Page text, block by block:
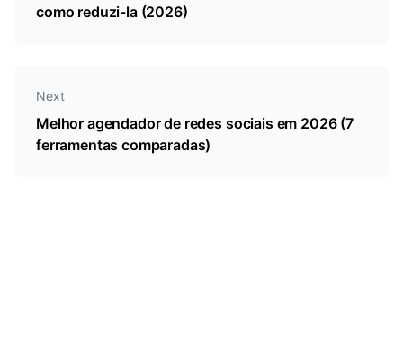
como reduzi-la (2026)
Next
Melhor agendador de redes sociais em 2026 (7
ferramentas comparadas)